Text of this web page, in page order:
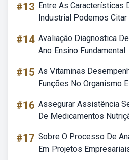
#13 Entre As Características
Industrial Podemos Citar
#14 Avaliação Diagnostica
Ano Ensino Fundamental
#15 As Vitaminas
Funções No Organismo
#16 Assegurar Assistência
De Medicamentos
#17 Sobre O Processo De
Em Projetos